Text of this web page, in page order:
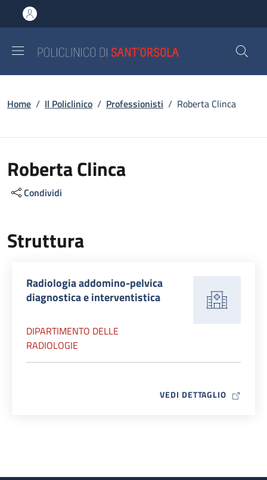
al contenuto principale
to footer content
Briciole di pane
Home / Il Policlinico / Professionisti / Roberta Clinca
Roberta Clinca
Condividi
Struttura
Radiologia addomino-pelvica
diagnostica e interventistica
DIPARTIMENTO DELLE
RADIOLOGIE
VEDI DETTAGLIO MAP ICON